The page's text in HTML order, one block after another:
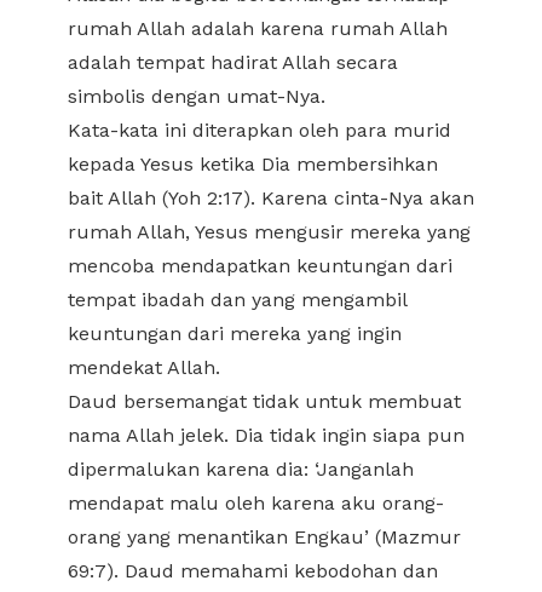
rumah Allah adalah karena rumah Allah
adalah tempat hadirat Allah secara
simbolis dengan umat-Nya.
Kata-kata ini diterapkan oleh para murid
kepada Yesus ketika Dia membersihkan
bait Allah (Yoh 2:17). Karena cinta-Nya akan
rumah Allah, Yesus mengusir mereka yang
mencoba mendapatkan keuntungan dari
tempat ibadah dan yang mengambil
keuntungan dari mereka yang ingin
mendekat Allah.
Daud bersemangat tidak untuk membuat
nama Allah jelek. Dia tidak ingin siapa pun
dipermalukan karena dia: ‘Janganlah
mendapat malu oleh karena aku orang-
orang yang menantikan Engkau’ (Mazmur
69:7). Daud memahami kebodohan dan